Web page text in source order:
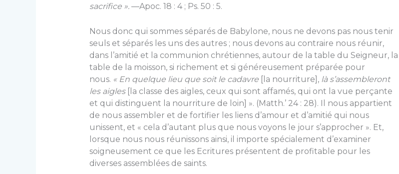
sacrifice ».—Apoc. 18 : 4 ; Ps. 50 : 5.
Nous donc qui sommes séparés de Babylone, nous ne devons pas nous tenir
seuls et séparés les uns des autres ; nous devons au contraire nous réunir,
dans l’amitié et la communion chrétiennes, autour de la table du Seigneur, la
table de la moisson, si richement et si généreusement préparée pour
nous. « En quelque lieu que soit le cadavre[la nourriture], là s’assembleront
les aigles[la classe des aigles, ceux qui sont affamés, qui ont la vue perçante
et qui distinguent la nourriture de loin] ». (Matth.’ 24 : 28). Il nous appartient
de nous assembler et de fortifier les liens d’amour et d’amitié qui nous
unissent, et « cela d’autant plus que nous voyons le jour s’approcher ». Et,
lorsque nous nous réunissons ainsi, il importe spécialement d’examiner
soigneusement ce que les Ecritures présentent de profitable pour les
diverses assemblées de saints.